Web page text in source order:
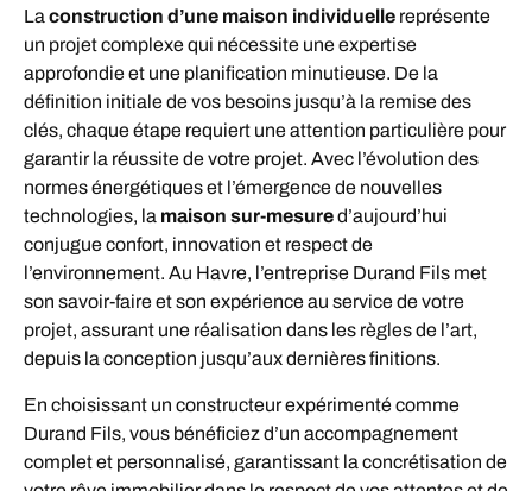
La construction d’une maison individuelle représente
un projet complexe qui nécessite une expertise
approfondie et une planification minutieuse. De la
définition initiale de vos besoins jusqu’à la remise des
clés, chaque étape requiert une attention particulière pour
garantir la réussite de votre projet. Avec l’évolution des
normes énergétiques et l’émergence de nouvelles
technologies, la maison sur-mesured’aujourd’hui
conjugue confort, innovation et respect de
l’environnement. Au Havre, l’entreprise Durand Fils met
son savoir-faire et son expérience au service de votre
projet, assurant une réalisation dans les règles de l’art,
depuis la conception jusqu’aux dernières finitions.
En choisissant un constructeur expérimenté comme
Durand Fils, vous bénéficiez d’un accompagnement
complet et personnalisé, garantissant la concrétisation de